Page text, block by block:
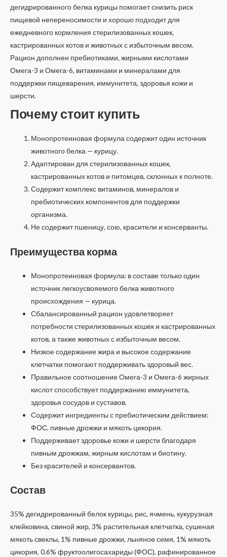
дегидрированного белка курицы помогает снизить риск
пищевой непереносимости и хорошо подходит для
ежедневного кормления стерилизованных кошек,
кастрированных котов и животных с избыточным весом.
Рацион дополнен пребиотиками, жирными кислотами
Омега-3 и Омега-6, витаминами и минералами для
поддержки пищеварения, иммунитета, здоровья кожи и
шерсти.
Почему стоит купить
Монопротеиновая формула содержит один источник
животного белка — курицу.
Адаптирован для стерилизованных кошек,
кастрированных котов и питомцев, склонных к полноте.
Содержит комплекс витаминов, минералов и
пребиотических компонентов для поддержки
организма.
Не содержит пшеницу, сою, красители и консерванты.
Преимущества корма
Монопротеиновая формула: в составе только один
источник легкоусвояемого белка животного
происхождения — курица.
Сбалансированный рацион удовлетворяет
потребности стерилизованных кошек и кастрированных
котов, а также животных с избыточным весом.
Низкое содержание жира и высокое содержание
клетчатки помогают поддерживать здоровый вес.
Правильное соотношение Омега-3 и Омега-6 жирных
кислот способствует поддержанию иммунитета,
здоровья сосудов и суставов.
Содержит ингредиенты с пребиотическим действием:
ФОС, пивные дрожжи и мякоть цикория.
Поддерживает здоровье кожи и шерсти благодаря
пивным дрожжам, жирным кислотам и биотину.
Без красителей и консервантов.
Состав
35% дегидрированный белок курицы, рис, ячмень, кукурузная
клейковина, свиной жир, 3% растительная клетчатка, сушеная
мякоть свеклы, 1% пивные дрожжи, льняное семя, 1% мякоть
цикория, 0.6% фруктоолигосахариды (ФОС), рафинированное